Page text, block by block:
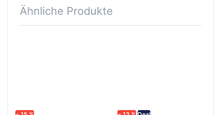
Ähnliche Produkte